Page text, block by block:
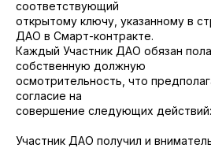
соответствующий
открытому ключу, указанному в
ДАО в Смарт-контракте.
Каждый Участник ДАО обязан
собственную должную
осмотрительность, что
согласие на
совершение следующих действий:
Участник ДАО получил и